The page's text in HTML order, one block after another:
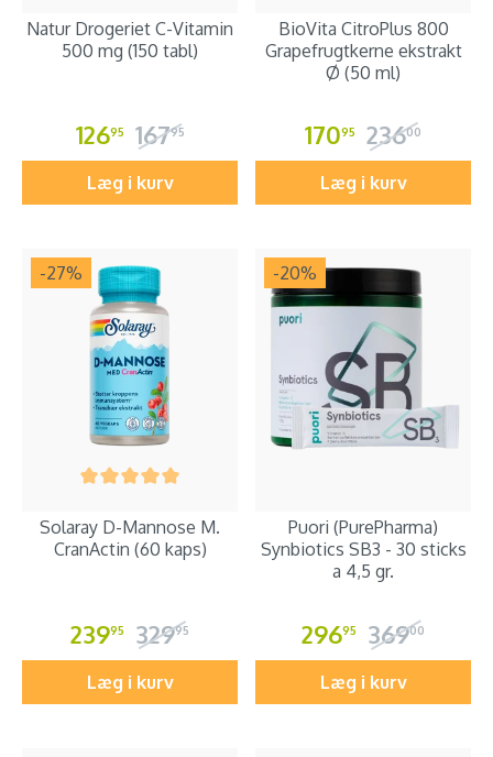
Natur Drogeriet C-Vitamin
500 mg (150 tabl)
12695 16795
Læg i kurv
BioVita CitroPlus 800
Grapefrugtkerne ekstrakt
Ø (50 ml)
17095 23600
Læg i kurv
-27%
Solaray D-Mannose M.
CranActin (60 kaps)
23995 32995
Læg i kurv
-20%
Puori (PurePharma)
Synbiotics SB3 - 30 sticks
a 4,5 gr.
29695 36900
Læg i kurv